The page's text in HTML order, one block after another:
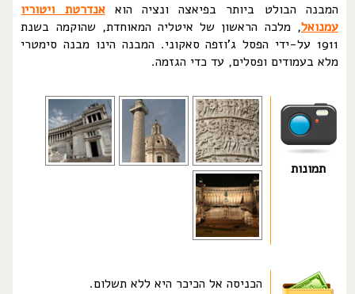
המבנה הבולט ביותר בפיאצה ונציה הואאנדרטת ויטוריו
עמנואל, מלכה הראשון של איטליה המאוחדת, שהוקמה בשנת
1911 על-ידי הפסל ג'וזפה סאקוני. המבנה הינו מבנה סימטרי
מלא בעמודים ופסלים, עד כדי הגזמה.
תמונות
הכניסה אל הכיכר היא ללא תשלום.